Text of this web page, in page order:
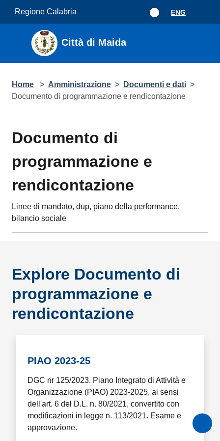
Regione Calabria ENG
Città di Maida
Home > Amministrazione > Documenti e dati >
Documento di programmazione e rendicontazione
Documento di
programmazione e
rendicontazione
Linee di mandato, dup, piano della performance,
bilancio sociale
Explore Documento di
programmazione e
rendicontazione
PIAO 2023-25
DGC nr 125/2023. Piano Integrato di Attività e
Organizzazione (PIAO) 2023-2025, ai sensi
dell'art. 6 del D.L. n. 80/2021, convertito con
modificazioni in legge n. 113/2021. Esame e
approvazione.